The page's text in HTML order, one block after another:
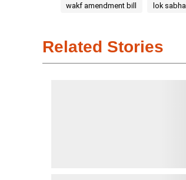
wakf amendment bill lok sabha
Related Stories